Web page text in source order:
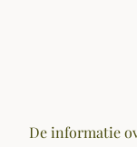
De informatie